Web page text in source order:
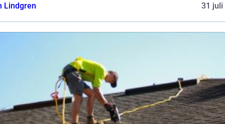
Lindgren
31 juli